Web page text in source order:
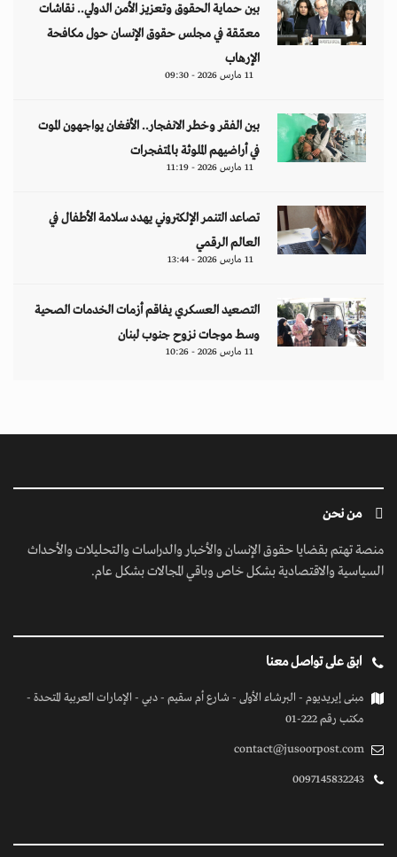
بين حماية الحقوق وتعزيز الأمن الدولي.. نقاشات
معمّقة في مجلس حقوق الإنسان حول مكافحة
الإرهاب
11 مارس 2026 - 09:30
بين الفقر وخطر الانفجار.. الأفغان يواجهون الموت
في أراضيهم الملوثة بالمتفجرات
11 مارس 2026 - 11:19
تصاعد التنمر الإلكتروني يهدد سلامة الأطفال في
العالم الرقمي
11 مارس 2026 - 13:44
التصعيد العسكري يفاقم أزمات الخدمات الصحية
وسط موجات نزوح جنوب لبنان
11 مارس 2026 - 10:26
من نحن
منصة تهتم بقضايا حقوق الإنسان والأخبار والدراسات والتحليلات والأحداث
السياسية والاقتصادية بشكل خاص وباقي المجالات بشكل عام.
ابق على تواصل معنا
مبنى إيريديوم - البرشاء الأولى - شارع أم سقيم - دبي - الإمارات العربية المتحدة -
مكتب رقم 222-01
contact@jusoorpost.com
0097145832243